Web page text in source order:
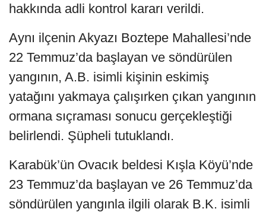
hakkında adli kontrol kararı verildi.
Aynı ilçenin Akyazı Boztepe Mahallesi’nde
22 Temmuz’da başlayan ve söndürülen
yangının, A.B. isimli kişinin eskimiş
yatağını yakmaya çalışırken çıkan yangının
ormana sıçraması sonucu gerçekleştiği
belirlendi. Şüpheli tutuklandı.
Karabük’ün Ovacık beldesi Kışla Köyü’nde
23 Temmuz’da başlayan ve 26 Temmuz’da
söndürülen yangınla ilgili olarak B.K. isimli